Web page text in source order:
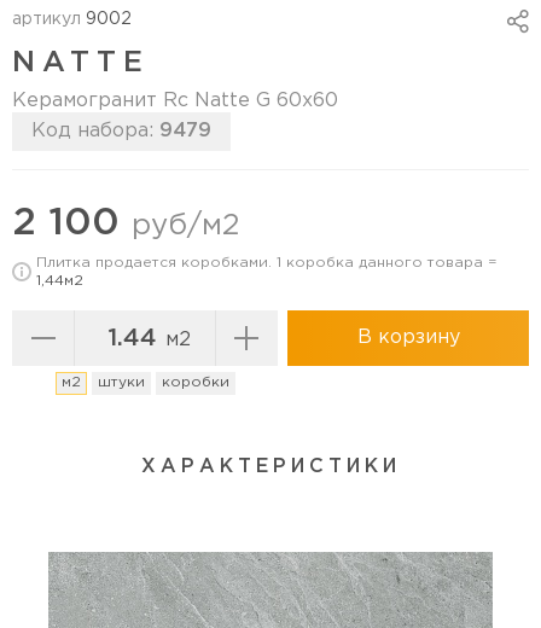
артикул 9002
NATTE
Перейти в коллекцию
Керамогранит Rc Natte G 60х60
Код набора: 9479
2 100 руб/м2
Плитка продается коробками. 1 коробка данного товара =
1,44м2
м2
м2 штуки коробки
В корзину
ХАРАКТЕРИСТИКИ